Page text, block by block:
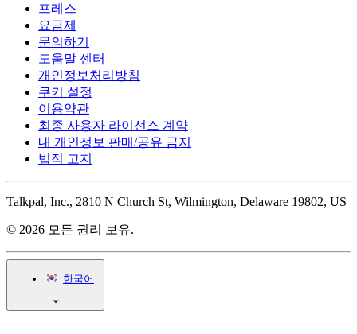
프레스
요금제
문의하기
도움말 센터
개인정보처리방침
쿠키 설정
이용약관
최종 사용자 라이선스 계약
내 개인정보 판매/공유 금지
법적 고지
Talkpal, Inc., 2810 N Church St, Wilmington, Delaware 19802, US
© 2026 모든 권리 보유.
한국어